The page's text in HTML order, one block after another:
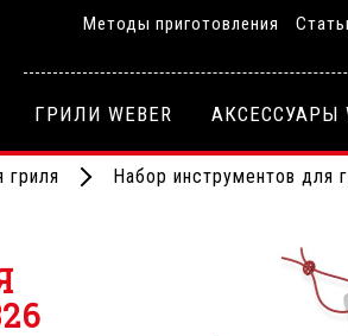
Методы приготовления
ГРИЛИ WEBER АКСЕССУАРЫ
гриля Набор инструментов для